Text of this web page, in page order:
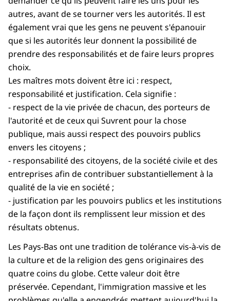
autres, avant de se tourner vers les autorités. Il est
également vrai que les gens ne peuvent s'épanouir
que si les autorités leur donnent la possibilité de
prendre des responsabilités et de faire leurs propres
choix.
Les maîtres mots doivent être ici : respect,
responsabilité et justification. Cela signifie :
- respect de la vie privée de chacun, des porteurs de
l'autorité et de ceux qui Suvrent pour la chose
publique, mais aussi respect des pouvoirs publics
envers les citoyens ;
- responsabilité des citoyens, de la société civile et des
entreprises afin de contribuer substantiellement à la
qualité de la vie en société ;
- justification par les pouvoirs publics et les institutions
de la façon dont ils remplissent leur mission et des
résultats obtenus.
Les Pays-Bas ont une tradition de tolérance vis-à-vis de
la culture et de la religion des gens originaires des
quatre coins du globe. Cette valeur doit être
préservée. Cependant, l'immigration massive et les